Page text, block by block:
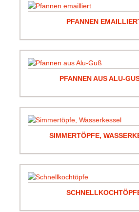
PFANNEN
PFANNEN AUS ALU-
SIMMERTÖPFE,